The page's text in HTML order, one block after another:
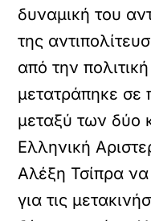
δυναμική του
της
από την
μετατράπηκε σε
μεταξύ των δύο
Ελληνική
Αλέξη Τσίπρα να
για τις